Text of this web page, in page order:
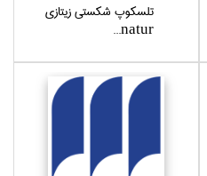
تلسكوپ شكستي زيتازي
natur...